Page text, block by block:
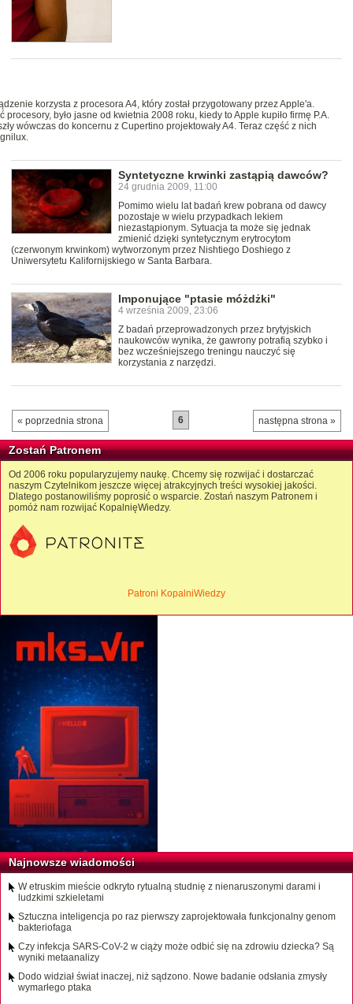
korzysta z procesora A4, który został przygotowany przez Apple'a.
było jasne od kwietnia 2008 roku, kiedy to Apple kupiło firmę P.A.
wówczas do koncernu z Cupertino projektowały A4. Teraz część z nich
Syntetyczne krwinki zastąpią dawców?
24 grudnia 2009, 11:00
Pomimo wielu lat badań krew pobrana od dawcy
pozostaje w wielu przypadkach lekiem
niezastąpionym. Sytuacja ta może się jednak
zmienić dzięki syntetycznym erytrocytom
(czerwonym krwinkom) wytworzonym przez Nishtiego Doshiego z
Uniwersytetu Kalifornijskiego w Santa Barbara.
Imponujące "ptasie móżdżki"
4 września 2009, 23:06
Z badań przeprowadzonych przez brytyjskich
naukowców wynika, że gawrony potrafią szybko i
bez wcześniejszego treningu nauczyć się
korzystania z narzędzi.
« poprzednia strona następna strona »
6
Zostań Patronem
Od 2006 roku popularyzujemy naukę. Chcemy się rozwijać i dostarczać
naszym Czytelnikom jeszcze więcej atrakcyjnych treści wysokiej jakości.
Dlatego postanowiliśmy poprosić o wsparcie. Zostań naszym Patronem i
pomóż nam rozwijać KopalnięWiedzy.
Patroni KopalniWiedzy
Najnowsze wiadomości
W etruskim mieście odkryto rytualną studnię z nienaruszonymi darami i
ludzkimi szkieletami
Sztuczna inteligencja po raz pierwszy zaprojektowała funkcjonalny genom
bakteriofaga
Czy infekcja SARS-CoV-2 w ciąży może odbić się na zdrowiu dziecka? Są
wyniki metaanalizy
Dodo widział świat inaczej, niż sądzono. Nowe badanie odsłania zmysły
wymarłego ptaka